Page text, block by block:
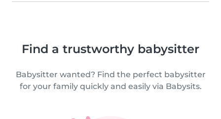
Find a trustworthy babysitter
Babysitter wanted? Find the perfect babysitter
for your family quickly and easily via Babysits.